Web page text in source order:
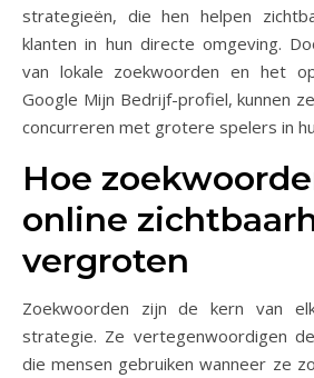
strategieën, die hen helpen
klanten in hun directe omgeving.
van lokale zoekwoorden en het
Google Mijn Bedrijf-profiel, kunnen
concurreren met grotere spelers in
Hoe
online
vergroten
Zoekwoorden zijn de kern van
strategie. Ze vertegenwoordigen
die mensen gebruiken wanneer ze